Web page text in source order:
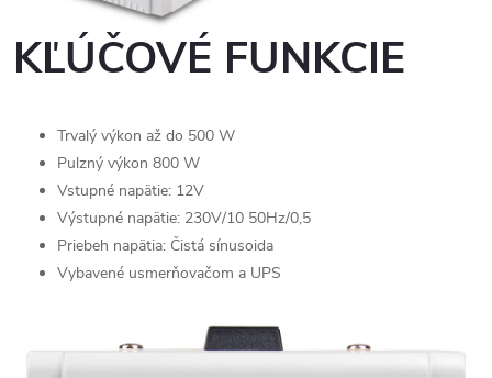
KĽÚČOVÉ FUNKCIE
Trvalý výkon až do 500 W
Pulzný výkon 800 W
Vstupné napätie: 12V
Výstupné napätie: 230V/10 50Hz/0,5
Priebeh napätia: Čistá sínusoida
Vybavené usmerňovačom a UPS